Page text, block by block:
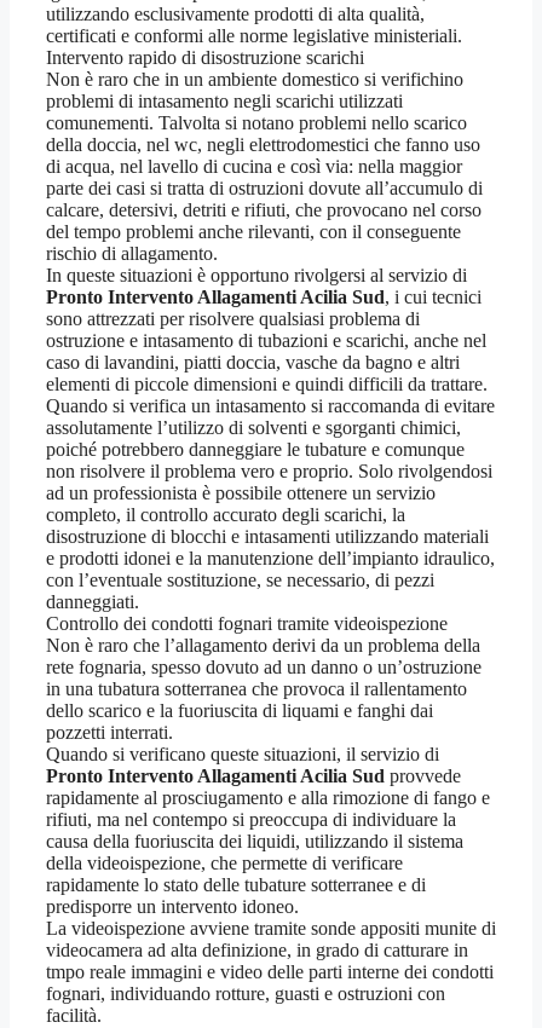
utilizzando esclusivamente prodotti di alta qualità,
certificati e conformi alle norme legislative ministeriali.
Intervento rapido di disostruzione scarichi
Non è raro che in un ambiente domestico si verifichino
problemi di intasamento negli scarichi utilizzati
comunementi. Talvolta si notano problemi nello scarico
della doccia, nel wc, negli elettrodomestici che fanno uso
di acqua, nel lavello di cucina e così via: nella maggior
parte dei casi si tratta di ostruzioni dovute all’accumulo di
calcare, detersivi, detriti e rifiuti, che provocano nel corso
del tempo problemi anche rilevanti, con il conseguente
rischio di allagamento.
In queste situazioni è opportuno rivolgersi al servizio di
Pronto Intervento Allagamenti Acilia Sud, i cui tecnici
sono attrezzati per risolvere qualsiasi problema di
ostruzione e intasamento di tubazioni e scarichi, anche nel
caso di lavandini, piatti doccia, vasche da bagno e altri
elementi di piccole dimensioni e quindi difficili da trattare.
Quando si verifica un intasamento si raccomanda di evitare
assolutamente l’utilizzo di solventi e sgorganti chimici,
poiché potrebbero danneggiare le tubature e comunque
non risolvere il problema vero e proprio. Solo rivolgendosi
ad un professionista è possibile ottenere un servizio
completo, il controllo accurato degli scarichi, la
disostruzione di blocchi e intasamenti utilizzando materiali
e prodotti idonei e la manutenzione dell’impianto idraulico,
con l’eventuale sostituzione, se necessario, di pezzi
danneggiati.
Controllo dei condotti fognari tramite videoispezione
Non è raro che l’allagamento derivi da un problema della
rete fognaria, spesso dovuto ad un danno o un’ostruzione
in una tubatura sotterranea che provoca il rallentamento
dello scarico e la fuoriuscita di liquami e fanghi dai
pozzetti interrati.
Quando si verificano queste situazioni, il servizio di
Pronto Intervento Allagamenti Acilia Sud provvede
rapidamente al prosciugamento e alla rimozione di fango e
rifiuti, ma nel contempo si preoccupa di individuare la
causa della fuoriuscita dei liquidi, utilizzando il sistema
della videoispezione, che permette di verificare
rapidamente lo stato delle tubature sotterranee e di
predisporre un intervento idoneo.
La videoispezione avviene tramite sonde appositi munite di
videocamera ad alta definizione, in grado di catturare in
tmpo reale immagini e video delle parti interne dei condotti
fognari, individuando rotture, guasti e ostruzioni con
facilità.